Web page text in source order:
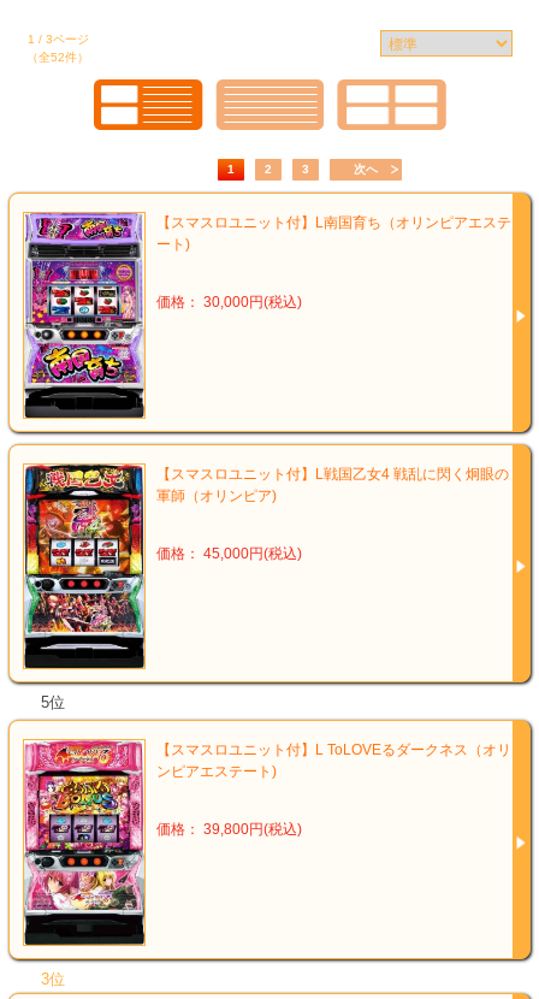
1 / 3ページ
（全52件）
1 2 3 次へ
【スマスロユニット付】L南国育ち（オリンピアエステ
ート)
価格： 30,000円(税込)
【スマスロユニット付】L戦国乙女4 戦乱に閃く炯眼の
軍師（オリンピア)
価格： 45,000円(税込)
5位
【スマスロユニット付】L ToLOVEるダークネス（オリ
ンピアエステート)
価格： 39,800円(税込)
3位